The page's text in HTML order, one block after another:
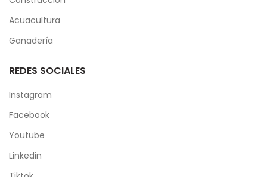
Acuacultura
Ganadería
REDES SOCIALES
Instagram
Facebook
Youtube
Linkedin